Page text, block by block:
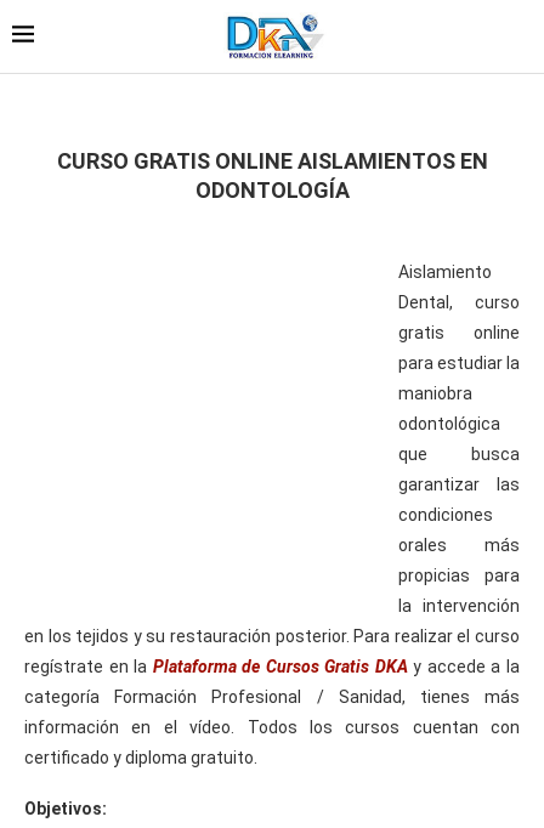
CURSO GRATIS ONLINE AISLAMIENTOS EN
ODONTOLOGÍA
Aislamiento
Dental, curso
gratis online
para estudiar la
maniobra
odontológica
que busca
garantizar las
condiciones
orales más
propicias para
la intervención
en los tejidos y su restauración posterior. Para realizar el curso
regístrate en la Plataforma de Cursos Gratis DKAy accede a la
categoría Formación Profesional / Sanidad, tienes más
información en el vídeo. Todos los cursos cuentan con
certificado y diploma gratuito.
Objetivos: